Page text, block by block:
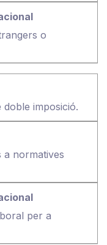
o
doble imposició.
a normatives
per a